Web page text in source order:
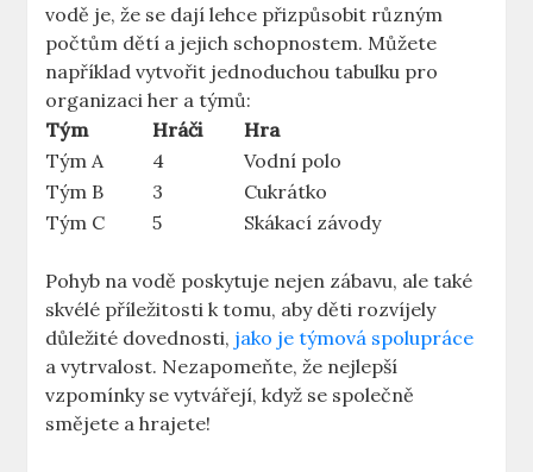
vodě je, že se dají lehce přizpůsobit různým
počtům dětí a jejich schopnostem. Můžete
například vytvořit jednoduchou tabulku pro
organizaci her a týmů:
Tým
Hráči
Hra
Tým A
4
Vodní polo
Tým B
3
Cukrátko
Tým C
5 Skákací závody
Pohyb na vodě poskytuje nejen zábavu, ale také
skvélé příležitosti k tomu, aby děti rozvíjely
důležité dovednosti, jako je týmová spolupráce
a vytrvalost. Nezapomeňte, že nejlepší
vzpomínky se vytvářejí, když se společně
smějete a hrajete!